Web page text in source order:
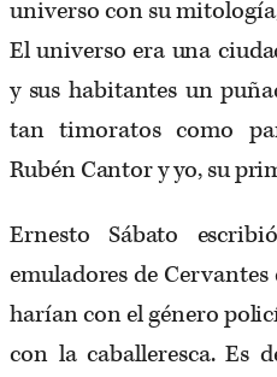
universo con su
El universo era una
y sus habitantes un
tan timoratos como
Rubén Cantor y yo, su
Ernesto Sábato
emuladores de
harían con el género
con la caballeresca. Es